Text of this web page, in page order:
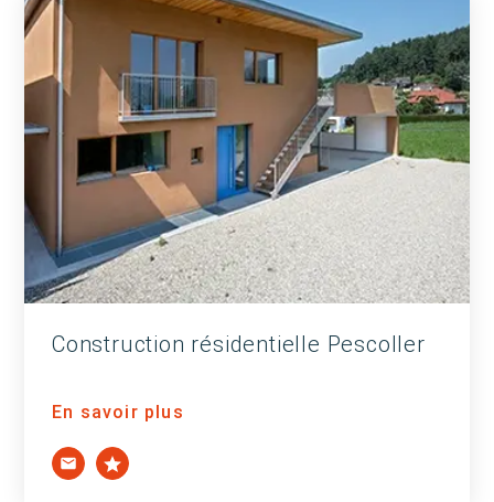
Construction résidentielle Pescoller
En savoir plus